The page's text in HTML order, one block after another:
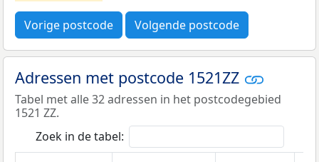
Vorige postcode Volgende postcode
Adressen met postcode 1521ZZ
Tabel met alle 32 adressen in het postcodegebied
1521 ZZ.
Zoek in de tabel: